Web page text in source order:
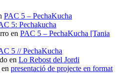
PAC 5 – PechaKucha
5: Pechakucha
en PAC 5 – PechaKucha [Tania
5 // PechaKucha
en Lo Rebost del Jordi
en presentació de projecte en format